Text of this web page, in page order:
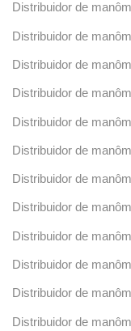
Distribuidor de
Distribuidor de
Distribuidor de
Distribuidor de
Distribuidor de
Distribuidor de
Distribuidor de
Distribuidor de
Distribuidor de
Distribuidor de
Distribuidor de
Distribuidor de